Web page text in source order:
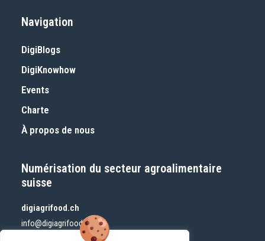
Navigation
DigiBlogs
DigiKnowhow
Events
Charte
À propos de nous
Numérisation du secteur agroalimentaire
suisse
digiagrifood.ch
info@digiagrifood.ch